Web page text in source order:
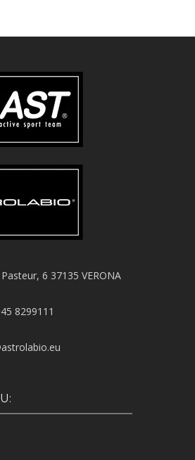
6 37135 VERONA
8299111